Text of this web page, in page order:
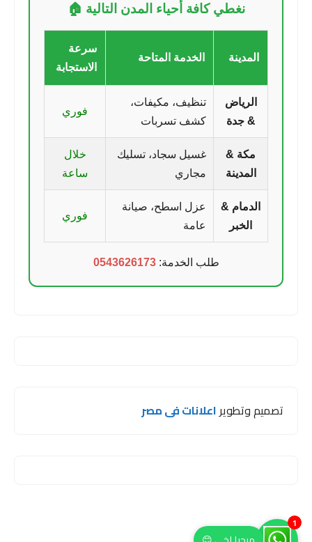
نغطي كافة أحياء المدن التالية 🏠
المدينة الخدمة المتاحة
سرعة
الاستجابة
الرياض
& جدة
تنظيف، مكيفات،
كشف تسربات
فوري
مكة &
المدينة
غسيل سجاد، تسليك
مجاري
خلال
ساعة
الدمام &
الخبر
عزل اسطح، صيانة
عامة
فوري
طلب الخدمة:0543626173
تصميم وتطويراعلانات فى مصر